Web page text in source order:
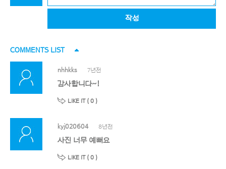
작성
COMMENTS LIST
nhhkks 7년전
감사합니다~!
LIKE IT ( 0 )
kyj020604 8년전
사진 너무 예뻐요
LIKE IT ( 0 )